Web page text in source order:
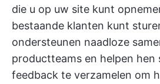
die u op uw site kunt
bestaande klanten kunt
ondersteunen naadloze
productteams en helpen hen
feedback te verzamelen om